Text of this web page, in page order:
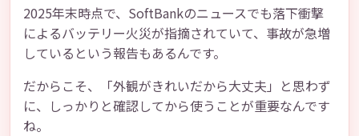
2025年末時点で、SoftBankのニュースでも落下衝撃
によるバッテリー火災が指摘されていて、事故が急増
しているという報告もあるんです。
だからこそ、「外観がきれいだから大丈夫」と思わず
に、しっかりと確認してから使うことが重要なんです
ね。